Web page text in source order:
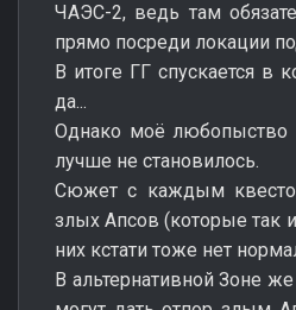
ЧАЭС-2, ведь там
прямо посреди локации
В итоге ГГ спускается в
да...
Однако моё любопыство
лучше не становилось.
Сюжет с каждым
злых Апсов (которые так
них кстати тоже нет
В альтернативной Зоне